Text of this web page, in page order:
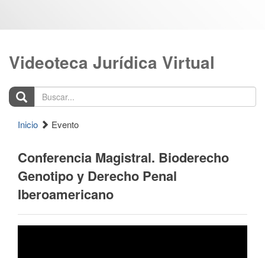
Videoteca Jurídica Virtual
Buscar...
Inicio Evento
Conferencia Magistral. Bioderecho
Genotipo y Derecho Penal
Iberoamericano